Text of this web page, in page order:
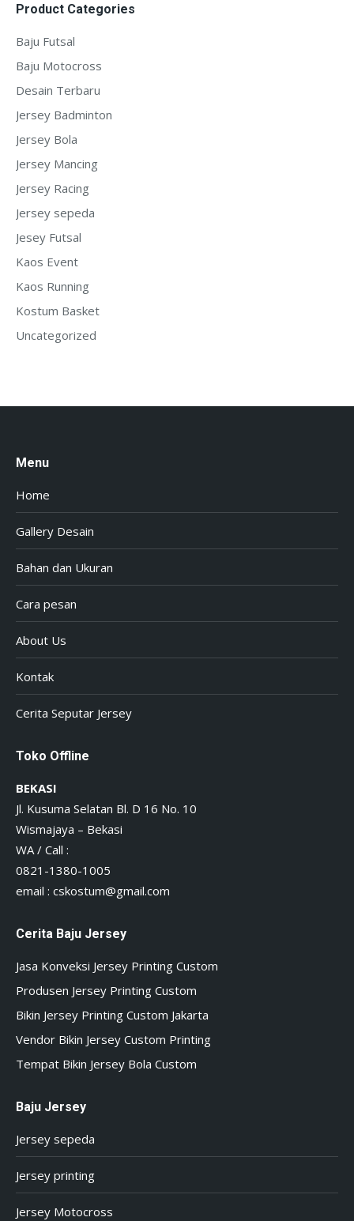
Product Categories
Baju Futsal
Baju Motocross
Desain Terbaru
Jersey Badminton
Jersey Bola
Jersey Mancing
Jersey Racing
Jersey sepeda
Jesey Futsal
Kaos Event
Kaos Running
Kostum Basket
Uncategorized
Menu
Home
Gallery Desain
Bahan dan Ukuran
Cara pesan
About Us
Kontak
Cerita Seputar Jersey
Toko Offline
BEKASI
Jl. Kusuma Selatan Bl. D 16 No. 10
Wismajaya – Bekasi
WA / Call :
0821-1380-1005
email : cskostum@gmail.com
Cerita Baju Jersey
Jasa Konveksi Jersey Printing Custom
Produsen Jersey Printing Custom
Bikin Jersey Printing Custom Jakarta
Vendor Bikin Jersey Custom Printing
Tempat Bikin Jersey Bola Custom
Baju Jersey
Jersey sepeda
Jersey printing
Jersey Motocross